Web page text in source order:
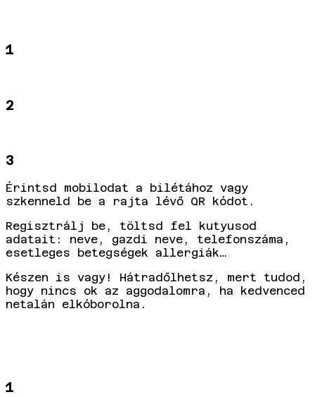
1
2
3
Érintsd mobilodat a bilétához vagy
szkenneld be a rajta lévő QR kódot.
Regisztrálj be, töltsd fel kutyusod
adatait: neve, gazdi neve, telefonszáma,
esetleges betegségek allergiák…
Készen is vagy! Hátradőlhetsz, mert tudod,
hogy nincs ok az aggodalomra, ha kedvenced
netalán elkóborolna.
1